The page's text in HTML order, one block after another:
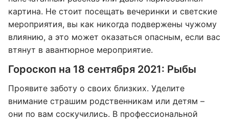
картина. Не стоит посещать вечеринки и светские
мероприятия, вы как никогда подвержены чужому
влиянию, а это может оказаться опасным, если вас
втянут в авантюрное мероприятие.
Гороскоп на 18 сентября 2021: Рыбы
Проявите заботу о своих близких. Уделите
внимание страшим родственникам или детям –
они по вам соскучились. В профессиональной